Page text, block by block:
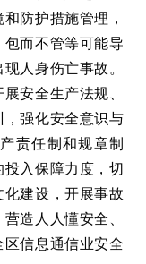
防护措施管理，
而不管等可能导
人身伤亡事故。
安全生产法规、
，强化安全意识与
责任制和规章制
入保障力度，切
建设，开展事故
造人人懂安全、
信息通信业安全